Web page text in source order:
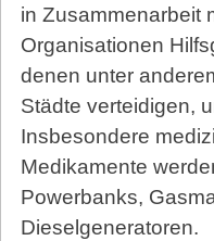
in Zusammenarbeit
Organisationen
denen unter
Städte verteidigen,
Insbesondere
Medikamente
Powerbanks,
Dieselgeneratoren.